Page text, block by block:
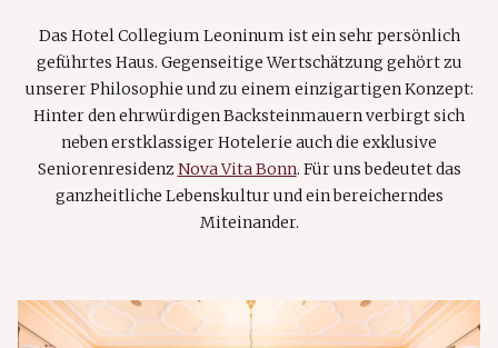
Das Hotel Collegium Leoninum ist ein sehr persönlich
geführtes Haus. Gegenseitige Wertschätzung gehört zu
unserer Philosophie und zu einem einzigartigen Konzept:
Hinter den ehrwürdigen Backsteinmauern verbirgt sich
neben erstklassiger Hotelerie auch die exklusive
Seniorenresidenz Nova Vita Bonn. Für uns bedeutet das
ganzheitliche Lebenskultur und ein bereicherndes
Miteinander.